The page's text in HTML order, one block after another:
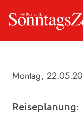
Montag,
Reiseplanung: